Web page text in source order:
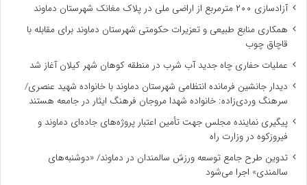
آزادسازی ۲۰۰ مترمربع از اراضی ملی در پلاک مغانک شهرستان دماوند
همکاری منابع طبیعی و تعزیرات حکومتی شهرستان دماوند برای مقابله با
قاچاق چوب
عملیات حفاری چاه جدید آب شرب در منطقه کوهان شهر کیلان آغاز شد
دیدار جانشین فرمانده انتظامی شهرستان دماوند با خانواده شهید عنصری/
سرهنگ وردی‌زاده: خانواده شهدا مروجان فرهنگ ایثار در جامعه هستند
پیگیری نماینده مجلس جهت تأمین اعتبار پروژه‌های جاده‌ای دماوند و
فیروزکوه در وزارت راه
تدوین طرح جامع توسعه ورزش سالمندان در دماوند/ «دوشنبه‌های
سالمندی» اجرا می‌شود